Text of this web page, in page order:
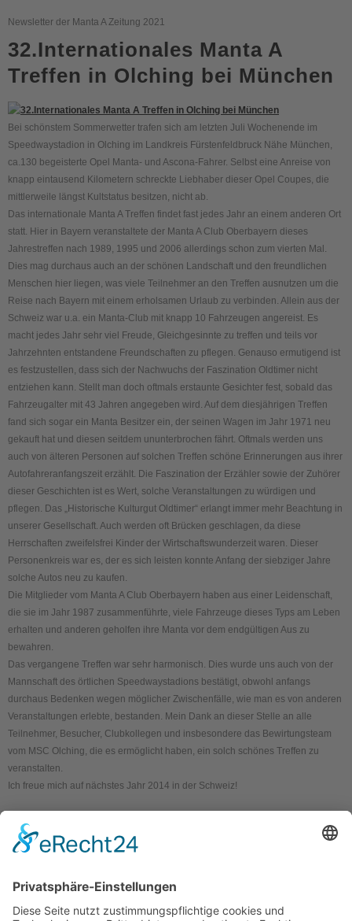
Newsletter der Manta A Zeitung 2021
32.Internationales Manta A
Treffen in Olching bei München
Bei schönstem Sommerwetter trafen sich am letzten Juli Wochenende im
Speedwaystadion in Olching im Landkreis Fürstenfeldbruck Nähe München,
ca.130 begeisterte Opel Manta- und Ascona-Fahrer. Selbst eine Anreise von
knapp eintausend Kilometern schreckte Liebhaber dieser Opel Coupes, die
mittlerweile längst Kultstatus besitzen, nicht ab.
Das internationale Manta A Treffen findet fast jedes Jahr an einem anderen Ort
statt. Hier in Bayern veranstaltete der Manta A Club Oberbayern dieses
Jahrestreffen nach 1989, 1995 und 2006 allerdings schon zum vierten Mal.
Dies mag durchaus auch an der schönen Landschaft und den freundlichen
Menschen hier liegen, was viele Teilnehmer an den Treffen ausnutzen um die
Reise nach Bayern mit einem erholsamen Urlaub zu verbinden. Allein aus der
Schweiz war u.a. ein Manta-Club mit knapp 10 Fahrzeugen angereist. Es
macht jedes Jahr sehr viel Freude, Gleichgesinnte zu treffen und teils vor
Jahrzehnten entstandene Freundschaften zu pflegen. Genauso ermutigend ist
es festzustellen, dass sich der Nachwuchs der Faszination Oldtimer nicht
entziehen kann. Stellt man doch oftmals erstaunte Gesichter fest, sobald das
Fahrzeugalter mit 43 Jahren angegeben wird. Auf dem diesjährigen Treffen
fand sich sogar ein Manta Besitzer ein, der seinen Wagen im Jahr 1971 neu
gekauft hat und diesen seitdem ununterbrochen fährt. Oftmals werden uns
auch von älteren Personen auf solchen Treffen schöne Erinnerungen aus ihrer
Autofahreranfangszeit erzählt. Die Faszination der Erzähler sowie der Zuhörer
dieser Geschichten ist es Wert, solche Veranstaltungen zu würdigen und
pflegen. Das „Historische Kulturgut Oldtimer“ erlangt immer mehr Beachtung in
unserer Gesellschaft. Auch werden oft Brücken geschlagen, da diese
Herrschaften zweifelsfrei Kinder der Wirtschaftswunderzeit waren. Dieser
Personenkreis war es, der es sich leisten konnte Anfang der siebziger Jahre
solche Autos neu zu kaufen.
Die Mitglieder vom Manta A Club Oberbayern haben aus einer Leidenschaft,
die sie im Jahr 1987 zusammenführte, viele Fahrzeuge dieses Typs am Leben
erhalten und anderen geholfen ihre Manta vor dem endgültigen Aus zu
bewahren.
Das vergangene Treffen war sehr harmonisch. Dies wurde uns auch von der
Mannschaft des örtlichen Speedwaystadions bestätigt, obwohl anfangs
durchaus Bedenken wegen möglicher Zwischenfälle, wie man es von anderen
Veranstaltungen erlebte, bestanden. Mein Dank an dieser Stelle an alle
Teilnehmer, Besucher, Clubkollegen und insbesondere das Bewirtungsteam
vom MSC Olching, die es ermöglicht haben, ein solch schönes Treffen zu
veranstalten.
Ich freue mich auf nächstes Jahr 2014 in der Schweiz!
Kontakt
Mitgliederbereich